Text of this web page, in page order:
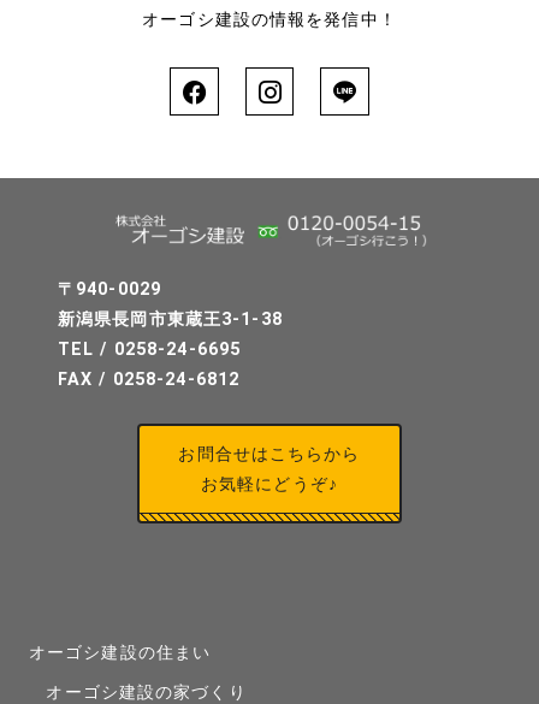
オーゴシ建設の情報を発信中！
〒940-0029
新潟県長岡市東蔵王3-1-38
TEL / 0258-24-6695
FAX / 0258-24-6812
お問合せはこちらから
お気軽にどうぞ♪
オーゴシ建設の住まい
オーゴシ建設の家づくり